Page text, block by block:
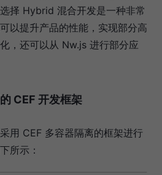
择 Hybrid 混合开发是一种非常
以提升产品的性能，实现部分高
，还可以从 Nw.js 进行部分应
CEF 开发框架
用 CEF 多容器隔离的框架进行
所示：